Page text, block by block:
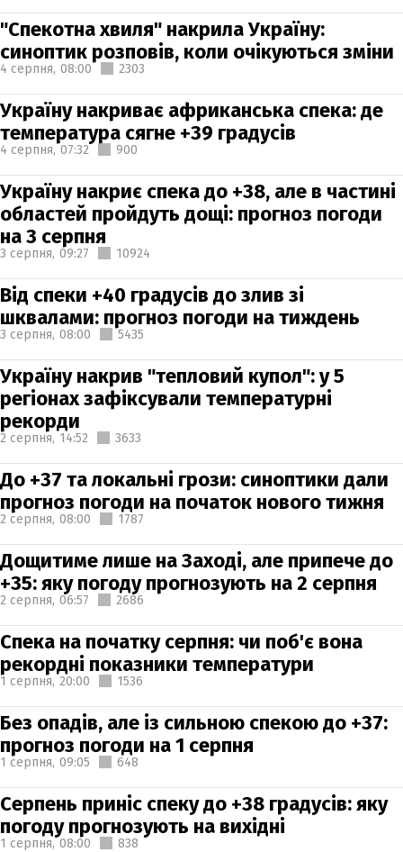
"Спекотна хвиля" накрила Україну:
синоптик розповів, коли очікуються зміни
4 серпня, 08:00 2303
Україну накриває африканська спека: де
температура сягне +39 градусів
4 серпня, 07:32 900
Україну накриє спека до +38, але в частині
областей пройдуть дощі: прогноз погоди
на 3 серпня
3 серпня, 09:27 10924
Від спеки +40 градусів до злив зі
шквалами: прогноз погоди на тиждень
3 серпня, 08:00 5435
Україну накрив "тепловий купол": у 5
регіонах зафіксували температурні
рекорди
2 серпня, 14:52 3633
До +37 та локальні грози: синоптики дали
прогноз погоди на початок нового тижня
2 серпня, 08:00 1787
Дощитиме лише на Заході, але припече до
+35: яку погоду прогнозують на 2 серпня
2 серпня, 06:57 2686
Спека на початку серпня: чи поб'є вона
рекордні показники температури
1 серпня, 20:00 1536
Без опадів, але із сильною спекою до +37:
прогноз погоди на 1 серпня
1 серпня, 09:05 648
Серпень приніс спеку до +38 градусів: яку
погоду прогнозують на вихідні
1 серпня, 08:00 838